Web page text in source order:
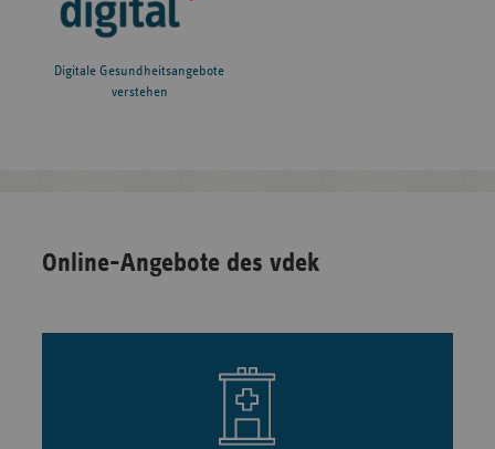
Digitale Gesundheitsangebote
verstehen
Online-Angebote des vdek